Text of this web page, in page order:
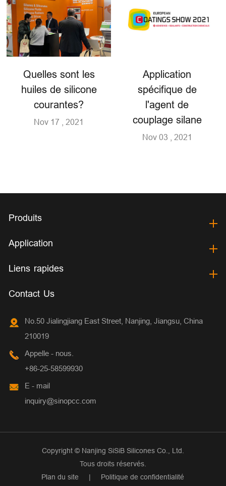
Quelles sont les
huiles de silicone
courantes?
Nov 17 , 2021
Application
spécifique de
l'agent de
couplage silane
Nov 03 , 2021
Produits
Application
Liens rapides
Contact Us
No.50 Jialingjiang East Street, Nanjing, Jiangsu, China
210019
Appelle - nous.
+86-25-58599930
E - mail
inquiry@sinopcc.com
Copyright © Nanjing SiSiB Silicones Co., Ltd.
Tous droits réservés.
Plan du site
| Politique de confidentialité